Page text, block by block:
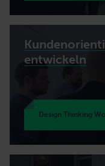
entwickeln
Design Thinking